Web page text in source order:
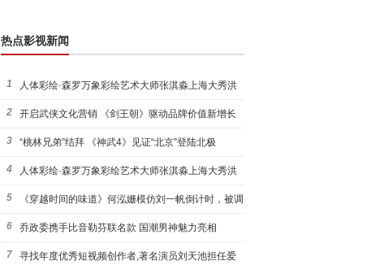
热点影视新闻
1 人体彩绘·森罗万象彩绘艺术大师张淇淼上海大秀洪
荒宇宙
2 开启武侠文化营销 《剑王朝》驱动品牌价值新增长
3 “桃林兄弟”结拜 《神武4》见证“北京”登陆北极
4 人体彩绘·森罗万象彩绘艺术大师张淇淼上海大秀洪
荒宇宙
5 《穿越时间的味道》何泓姗模仿刘一帆倒计时，被调
侃“学人
6 乔政委携手比音勒芬联名款 国潮男神魅力亮相
7 寻找年度优秀短视频创作者,著名演员刘天池担任爱